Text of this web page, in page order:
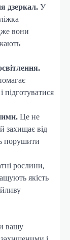
дзеркал.У
вони
підготуватися
Це не
захищає від
порушити
рослини,
якість
вашу